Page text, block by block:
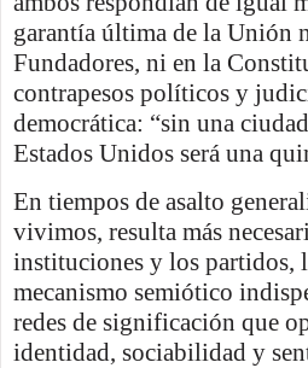
garantía última de la Unión
Fundadores, ni en la
contrapesos políticos y
democrática: “sin una
Estados Unidos será una
En tiempos de asalto
vivimos, resulta más
instituciones y los partidos,
mecanismo semiótico
redes de significación que
identidad, sociabilidad y